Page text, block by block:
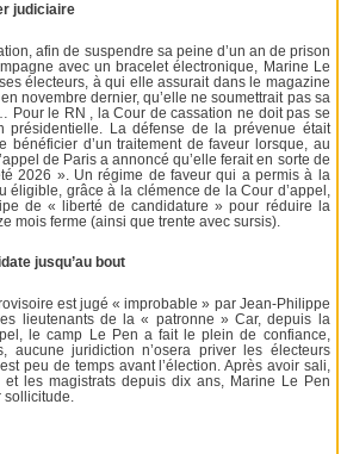
judiciaire
afin de suspendre sa peine d’un an de prison
avec un bracelet électronique, Marine Le
électeurs, à qui elle assurait dans le magazine
novembre dernier, qu’elle ne soumettrait pas sa
Pour le RN , la Cour de cassation ne doit pas se
présidentielle. La défense de la prévenue était
bénéficier d’un traitement de faveur lorsque, au
de Paris a annoncé qu’elle ferait en sorte de
2026 ». Un régime de faveur qui a permis à la
éligible, grâce à la clémence de la Cour d’appel,
de « liberté de candidature » pour réduire la
mois ferme (ainsi que trente avec sursis).
jusqu’au bout
est jugé « improbable » par Jean-Philippe
lieutenants de la « patronne » Car, depuis la
le camp Le Pen a fait le plein de confiance,
aucune juridiction n’osera priver les électeurs
peu de temps avant l’élection. Après avoir sali,
les magistrats depuis dix ans, Marine Le Pen
sollicitude.